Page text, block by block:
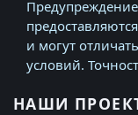
и могут
условий.
НАШИ